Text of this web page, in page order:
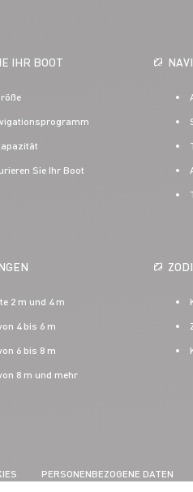
IHR BOOT
Sie Ihr Boot
2 m und 4 m
4 bis 6 m
6 bis 8 m
8 m und mehr
PERSONENBEZOGENE DATEN